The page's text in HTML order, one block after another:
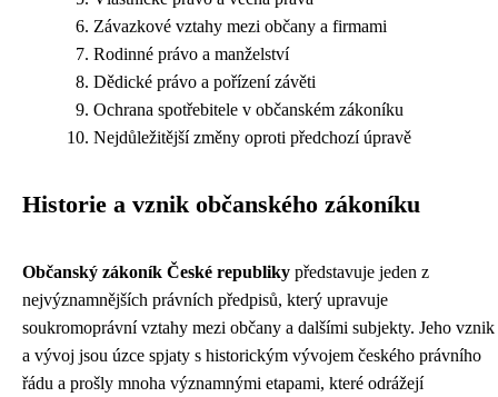
Závazkové vztahy mezi občany a firmami
Rodinné právo a manželství
Dědické právo a pořízení závěti
Ochrana spotřebitele v občanském zákoníku
Nejdůležitější změny oproti předchozí úpravě
Historie a vznik občanského zákoníku
Občanský zákoník České republiky představuje jeden z
nejvýznamnějších právních předpisů, který upravuje
soukromoprávní vztahy mezi občany a dalšími subjekty. Jeho vznik
a vývoj jsou úzce spjaty s historickým vývojem českého právního
řádu a prošly mnoha významnými etapami, které odrážejí